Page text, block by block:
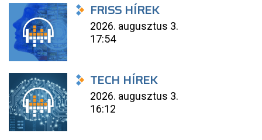
FRISS HÍREK
2026. augusztus 3.
17:54
TECH HÍREK
2026. augusztus 3.
16:12